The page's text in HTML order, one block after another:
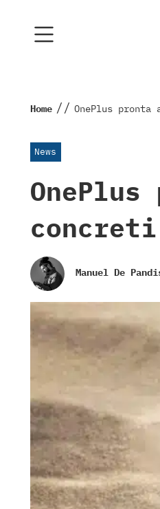
Home // OnePlus
News
Manuel De